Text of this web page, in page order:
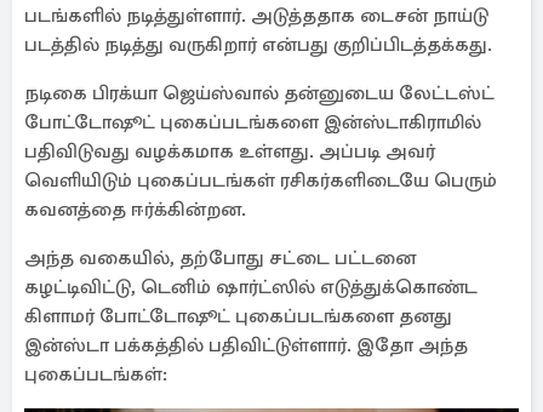
படங்களில் நடித்துள்ளார். அடுத்ததாக டைசன் நாய்டு
படத்தில் நடித்து வருகிறார் என்பது குறிப்பிடத்தக்கது.
நடிகை பிரக்யா ஜெய்ஸ்வால் தன்னுடைய லேட்டஸ்ட்
போட்டோஷூட் புகைப்படங்களை இன்ஸ்டாகிராமில்
பதிவிடுவது வழக்கமாக உள்ளது. அப்படி அவர்
வெளியிடும் புகைப்படங்கள் ரசிகர்களிடையே பெரும்
கவனத்தை ஈர்க்கின்றன.
அந்த வகையில், தற்போது சட்டை பட்டனை
கழட்டிவிட்டு, டெனிம் ஷார்ட்ஸில் எடுத்துக்கொண்ட
கிளாமர் போட்டோஷூட் புகைப்படங்களை தனது
இன்ஸ்டா பக்கத்தில் பதிவிட்டுள்ளார். இதோ அந்த
புகைப்படங்கள்: